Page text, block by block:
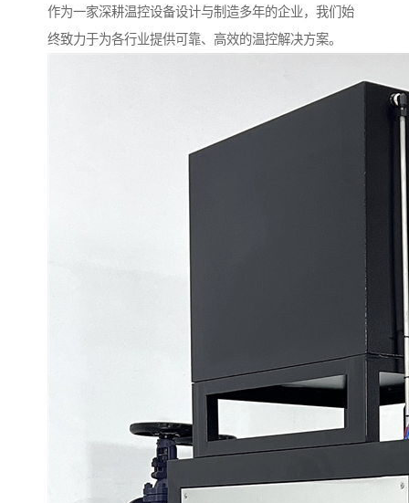
作为一家深耕温控设备设计与制造多年的企业，我们始
终致力于为各行业提供可靠、高效的温控解决方案。